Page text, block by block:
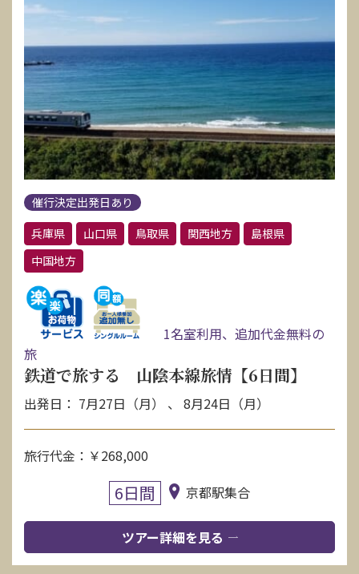
催行決定出発日あり
兵庫県
山口県 鳥取県 関西地方
島根県
中国地方
1名室利用、追加代金無料の
旅
鉄道で旅する 山陰本線旅情【6日間】
出発日： 7月27日（月） 、 8月24日（月）
旅行代金：￥268,000
6日間 京都駅集合
ツアー詳細を見る